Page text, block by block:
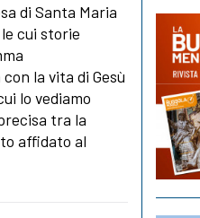
di Santa Maria
cui storie
la vita di Gesù
lo vediamo
tra la
affidato al